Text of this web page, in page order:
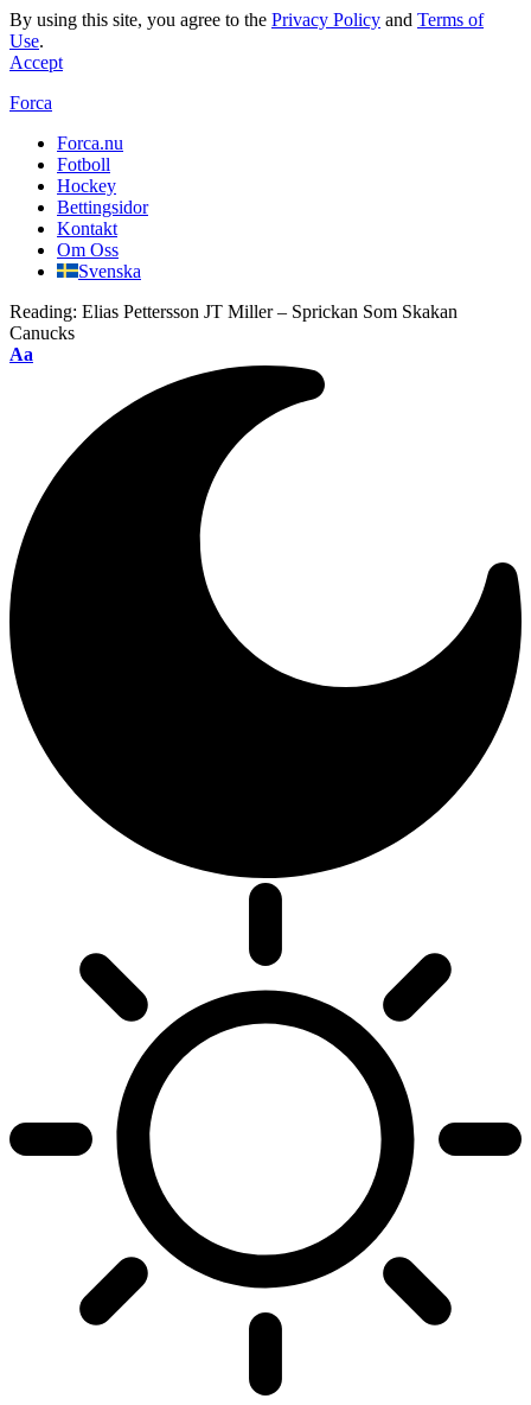
By using this site, you agree to the Privacy Policy and Terms of
Use.
Accept
Forca
Forca.nu
Fotboll
Hockey
Bettingsidor
Kontakt
Om Oss
Svenska
Reading: Elias Pettersson JT Miller – Sprickan Som Skakan
Canucks
Aa